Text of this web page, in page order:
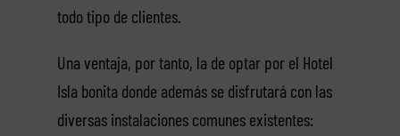
todo tipo de clientes.
Una ventaja, por tanto, la de optar por el Hotel
Isla bonita donde además se disfrutará con las
diversas instalaciones comunes existentes: